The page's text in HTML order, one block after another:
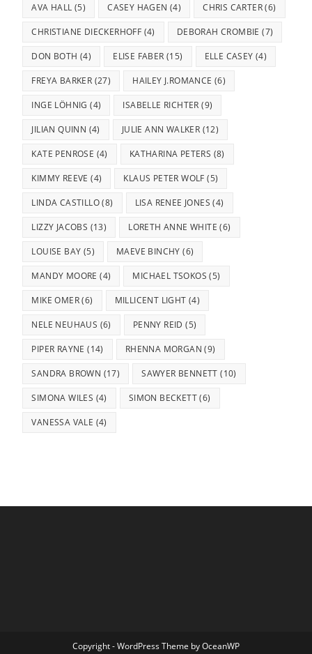
AVA HALL (5) CASEY HAGEN (4) CHRIS CARTER(6)
CHRISTIANE DIECKERHOFF (4) DEBORAH CROMBIE (7)
DON BOTH (4) ELISE FABER (15) ELLE CASEY (4)
FREYA BARKER (27) HAILEY J.ROMANCE (6)
INGE LÖHNIG (4) ISABELLE RICHTER (9)
JILIAN QUINN (4) JULIE ANN WALKER (12)
KATE PENROSE (4) KATHARINA PETERS (8)
KIMMY REEVE (4) KLAUS PETER WOLF (5)
LINDA CASTILLO(8) LISA RENEE JONES (4)
LIZZY JACOBS (13) LORETH ANNE WHITE (6)
LOUISE BAY (5) MAEVE BINCHY (6)
MANDY MOORE (4) MICHAEL TSOKOS (5)
MIKE OMER(6) MILLICENT LIGHT (4)
NELE NEUHAUS (6) PENNY REID (5)
PIPER RAYNE (14) RHENNA MORGAN (9)
SANDRA BROWN (17) SAWYER BENNETT (10)
SIMONA WILES (4) SIMON BECKETT(6)
VANESSA VALE (4)
Copyright - WordPress Theme by OceanWP